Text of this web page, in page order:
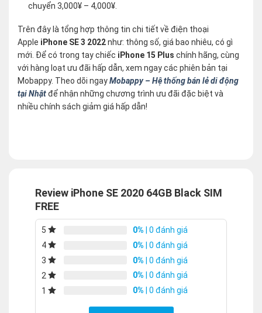
chuyển 3,000¥ – 4,000¥.
Trên đây là tổng hợp thông tin chi tiết về điện thoại
Apple iPhone SE 3 2022như: thông số, giá bao nhiêu, có gì
mới. Để có trong tay chiếc iPhone 15 Plus chính hãng, cùng
với hàng loạt ưu đãi hấp dẫn, xem ngay các phiên bản tại
Mobappy. Theo dõi ngayMobappy – Hệ thống bán lẻ di động
tại Nhậtđể nhận những chương trình ưu đãi đặc biệt và
nhiều chính sách giảm giá hấp dẫn!
Review iPhone SE 2020 64GB Black SIM
FREE
5 0% | 0 đánh giá
4
0% | 0 đánh giá
3
0% | 0 đánh giá
2
0% | 0 đánh giá
1
0% | 0 đánh giá